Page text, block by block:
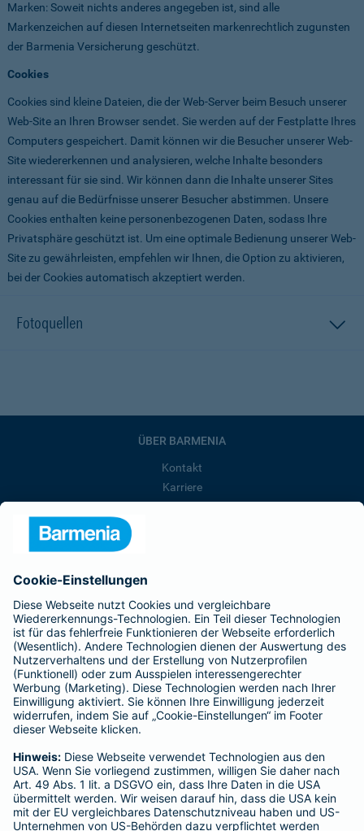
Marken: Soweit nichts anderes angegeben ist, sind alle
Markenzeichen auf diesen Internetseiten markenrechtlich zugunsten
der Barmenia Versicherung geschützt.
Cookies
Cookies sind kleine Dateien, die der Web-Server beim Besuch unserer
Web-Site an Ihren Browser sendet. Sie werden auf der Festplatte Ihres
Computers gespeichert. Damit können wir die Besucher unserer Web-
Site wiedererkennen und analysieren, welche Inhalte besonders
interessant für sie sind. Wir können dann die Inhalte unserer Sites
genau auf die Bedürfnisse unserer Besucher abstimmen. Unsere
Cookies enthalten keine personenbezogenen Daten, sodass Ihre
Privatsphäre geschützt ist. Um eine optimale Bedienung unserer Web-
Site zu gewährleisten, empfehlen wir Ihnen, die Option zu aktivieren,
bei der Cookies automatisch akzeptiert werden.
Fotoquellen
ÜBER BARMENIA
Kontakt
Karriere
Barmenia ist Teil der BarmeniaGothaer
BELIEBTE SEITEN
Kranken-Zusatzversicherung
Tierversicherungen
Haftpflichtversicherung
Hausratversicherung
Adresse ändern
Schaden melden
Kilometerstandsmeldung
Serviceübersicht